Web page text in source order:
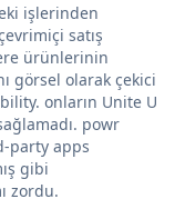
işlerinden
satış
ürünlerinin
görsel olarak çekici
onların Unite U
powr
party apps
gibi
zordu.